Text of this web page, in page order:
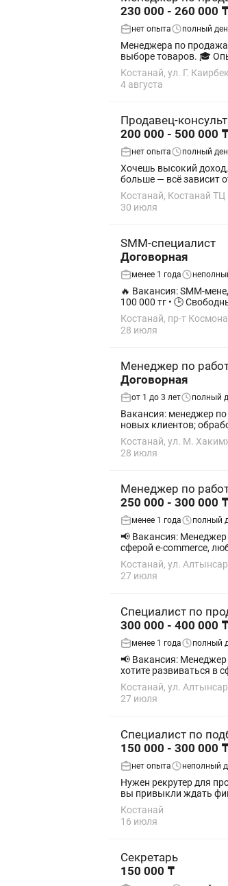
230 000 - 260 000 ₸
нет опыта полный
Менеджера по продажам в магазине БайTime. 🔹 Чем предстоит
выборе
Костанай, ул. Г.
4 августа
Продавец-
200 000 - 500 000 ₸
нет опыта полный
Хочешь высокий
больше — всё зависит
Костанай, Костанай
30 июля
SMM-специалист
Договорная
менее 1 года
🔥 Вакансия: SMM-менеджер 📍 MENS SHOP г. Рудный Ищем креативного и ответственного SMM-менеджера в нашу
Костанай, пр-т
28 июля
Менеджер по
Договорная
от 1 до 3 лет полный
Вакансия: менеджер по работе с клиентами в Kaz‐TIR Ищем
Костанай, ул. М.
28 июля
Менеджер по
250 000 - 300 000 ₸
менее 1 года полный
📢 Вакансия: Менеджер по маркетплейсом Компания ArtTech приглашает в
сферой e-commerce,
Костанай, ул.
27 июля
Специалист по
300 000 - 400 000 ₸
менее 1 года полный
📢 Вакансия: Менеджер по продажам Компания ArtTech приглашает в свою команду
хотите развиваться в
Костанай, ул.
27 июля
Специалист по
150 000 - 300 000 ₸
нет опыта неполный
Нужен рекрутер для проекта
вы привыкли ждать
Костанай
16 июля
Секретарь
150 000 ₸